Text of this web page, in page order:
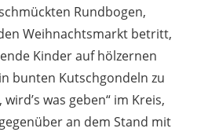
Rundbogen,
Weihnachtsmarkt betritt,
Kinder auf hölzernen
bunten Kutschgondeln zu
was geben“ im Kreis,
an dem Stand mit